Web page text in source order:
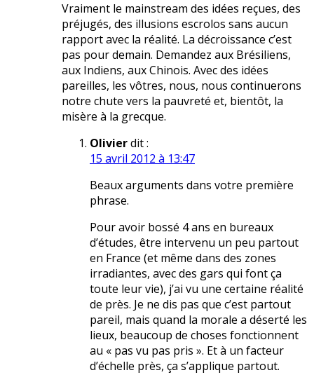
Vraiment le mainstream des idées reçues, des
préjugés, des illusions escrolos sans aucun
rapport avec la réalité. La décroissance c’est
pas pour demain. Demandez aux Brésiliens,
aux Indiens, aux Chinois. Avec des idées
pareilles, les vôtres, nous, nous continuerons
notre chute vers la pauvreté et, bientôt, la
misère à la grecque.
Olivierdit :
15 avril 2012 à 13:47
Beaux arguments dans votre première
phrase.
Pour avoir bossé 4 ans en bureaux
d’études, être intervenu un peu partout
en France (et même dans des zones
irradiantes, avec des gars qui font ça
toute leur vie), j’ai vu une certaine réalité
de près. Je ne dis pas que c’est partout
pareil, mais quand la morale a déserté les
lieux, beaucoup de choses fonctionnent
au « pas vu pas pris ». Et à un facteur
d’échelle près, ça s’applique partout.